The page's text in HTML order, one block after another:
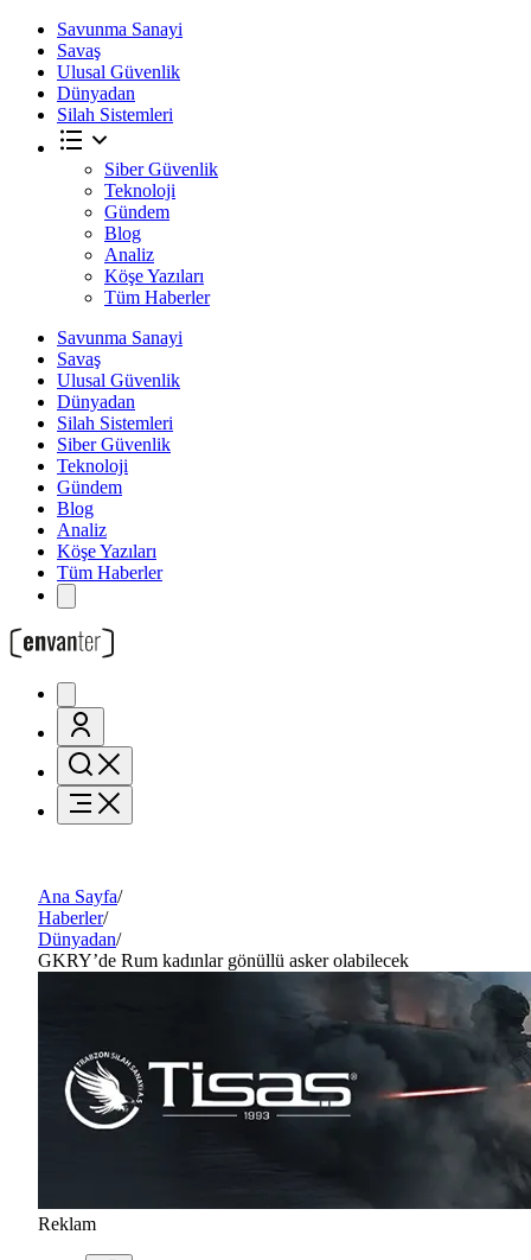
Savunma Sanayi
Savaş
Ulusal Güvenlik
Dünyadan
Silah Sistemleri
Siber Güvenlik
Teknoloji
Gündem
Blog
Analiz
Köşe Yazıları
Tüm Haberler
Savunma Sanayi
Savaş
Ulusal Güvenlik
Dünyadan
Silah Sistemleri
Siber Güvenlik
Teknoloji
Gündem
Blog
Analiz
Köşe Yazıları
Tüm Haberler
Ana Sayfa/
Haberler/
Dünyadan/
GKRY’de Rum kadınlar gönüllü asker olabilecek
Reklam